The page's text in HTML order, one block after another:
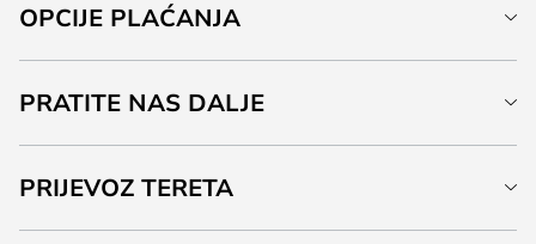
OPCIJE PLAĆANJA
PRATITE NAS DALJE
PRIJEVOZ TERETA